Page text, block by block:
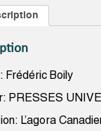
Frédéric Boily
PRESSES
L’agora